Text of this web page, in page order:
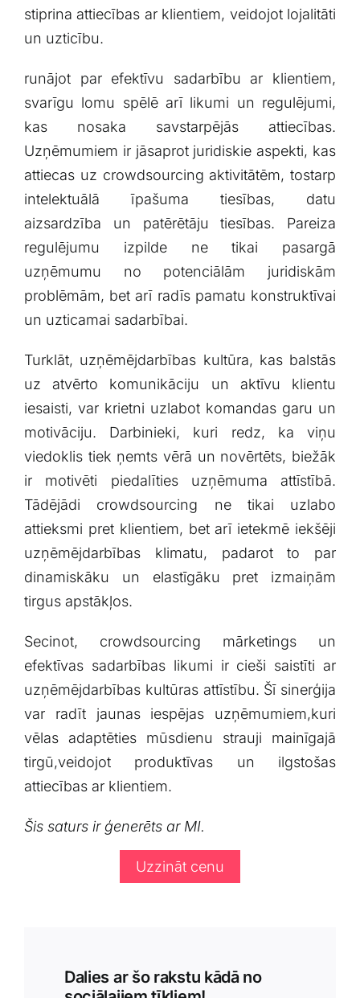
stiprina attiecības ar klientiem, veidojot lojalitāti⁢
un uzticību.
runājot par efektīvu sadarbību ar klientiem,
svarīgu lomu spēlē arī likumi un regulējumi,
kas nosaka savstarpējās attiecības.
Uzņēmumiem ir jāsaprot juridiskie aspekti, kas
attiecas uz crowdsourcing aktivitātēm, tostarp
‍intelektuālā īpašuma tiesības, datu⁤
aizsardzība un patērētāju tiesības.⁢ Pareiza
regulējumu izpilde ne tikai pasargā
uzņēmumu no potenciālām juridiskām
problēmām, bet arī radīs pamatu konstruktīvai
un uzticamai sadarbībai.
Turklāt, uzņēmējdarbības kultūra, kas balstās
uz atvērto komunikāciju un aktīvu klientu
iesaisti,‌ var⁣ krietni uzlabot ‍komandas garu un
‍motivāciju. Darbinieki, kuri redz, ka viņu
viedoklis tiek ņemts⁤ vērā un novērtēts, biežāk⁢
ir motivēti piedalīties uzņēmuma attīstībā.‍
Tādējādi ⁤crowdsourcing ne tikai uzlabo
⁣attieksmi pret klientiem, bet ⁣arī ietekmē ⁢iekšēji‌
uzņēmējdarbības klimatu, ⁤padarot to par
dinamiskāku un elastīgāku ⁢pret izmaiņām
tirgus apstākļos.
Secinot, crowdsourcing mārketings un
efektīvas sadarbības likumi ir ​cieši⁣ saistīti ar
uzņēmējdarbības kultūras​ attīstību. Šī ⁢sinerģija
var⁣ radīt ​jaunas iespējas uzņēmumiem,kuri
vēlas ⁢adaptēties mūsdienu strauji mainīgajā
tirgū,veidojot produktīvas un ilgstošas
attiecības ar klientiem.
Šis saturs ir ģenerēts ar MI.
Uzzināt cenu
Dalies ar šo rakstu kādā no